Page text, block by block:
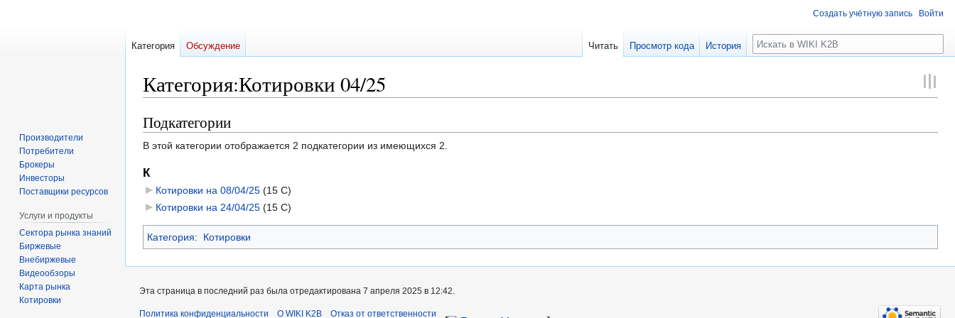
Категория:Котировки 04/25
Перейти
к
навигации
Перейти
к
поиску
Подкатегории
В этой категории отображается 2 подкатегории из имеющихся 2.
К
Котировки на 08/04/25‎ (15 С)
Котировки на 24/04/25‎ (15 С)
Категория: Котировки
Создать учётную запись Войти
Категория Обсуждение Читать Просмотр кода История Поиск
Производители
Потребители
Брокеры
Инвесторы
Поставщики ресурсов
Услуги и продукты
Сектора рынка знаний
Биржевые
Внебиржевые
Видеообзоры
Карта рынка
Котировки
Эта страница в последний раз была отредактирована 7 апреля 2025 в 12:42.
Политика конфиденциальности О WIKI K2B Отказ от ответственности